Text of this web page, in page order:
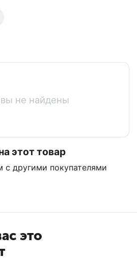
не найдены
этот товар
с другими покупателями
это